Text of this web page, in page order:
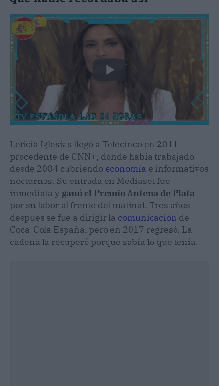
Leticia Iglesias llegó a Telecinco en 2011
procedente de CNN+, donde había trabajado
desde 2004 cubriendo economía e informativos
nocturnos. Su entrada en Mediaset fue
inmediata y ganó el Premio Antena de Plata
por su labor al frente del matinal. Tres años
después se fue a dirigir la comunicación de
Coca-Cola España, pero en 2017 regresó. La
cadena la recuperó porque sabía lo que tenía.